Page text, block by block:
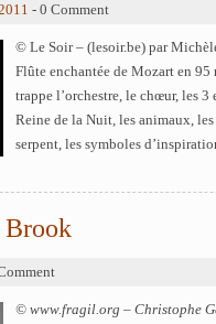
- 0 Comment
© Le Soir – (lesoir.be) par
Flûte enchantée de Mozart en 95
trappe l’orchestre, le chœur, les 3
Reine de la Nuit, les animaux,
serpent, les symboles
Brook
© www.fragil.org – Christophe